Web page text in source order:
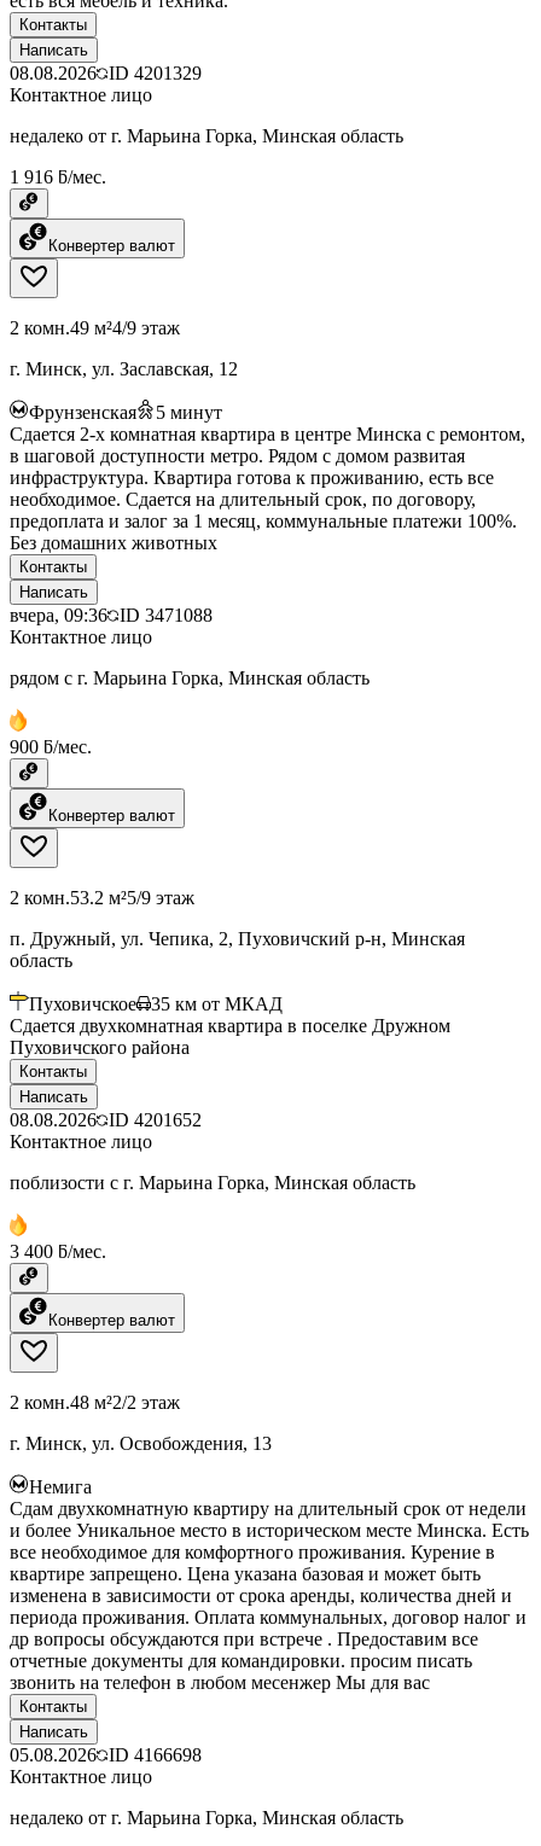
Контакты
Написать
08.08.2026 ID 4201329
Контактное лицо
недалеко от г. Марьина Горка, Минская область
1 916 ƃ/мес.
Конвертер валют
2 комн.49 м²4/9 этаж
г. Минск, ул. Заславская, 12
Фрунзенская 5 минут
Сдается 2-х комнатная квартира в центре Минска с ремонтом,
в шаговой доступности метро. Рядом с домом развитая
инфраструктура. Квартира готова к проживанию, есть все
необходимое. Сдается на длительный срок, по договору,
предоплата и залог за 1 месяц, коммунальные платежи 100%.
Без домашних животных
Контакты
Написать
вчера, 09:36 ID 3471088
Контактное лицо
рядом с г. Марьина Горка, Минская область
900 ƃ/мес.
Конвертер валют
2 комн.53.2 м²5/9 этаж
п. Дружный, ул. Чепика, 2, Пуховичский р-н, Минская
область
Пуховичское 35 км от МКАД
Сдается двухкомнатная квартира в поселке Дружном
Пуховичского района
Контакты
Написать
08.08.2026 ID 4201652
Контактное лицо
поблизости с г. Марьина Горка, Минская область
3 400 ƃ/мес.
Конвертер валют
2 комн.48 м²2/2 этаж
г. Минск, ул. Освобождения, 13
Немига
Сдам двухкомнатную квартиру на длительный срок от недели
и более Уникальное место в историческом месте Минска. Есть
все необходимое для комфортного проживания. Курение в
квартире запрещено. Цена указана базовая и может быть
изменена в зависимости от срока аренды, количества дней и
периода проживания. Оплата коммунальных, договор налог и
др вопросы обсуждаются при встрече . Предоставим все
отчетные документы для командировки. просим писать
звонить на телефон в любом месенжер Мы для вас
Контакты
Написать
05.08.2026 ID 4166698
Контактное лицо
недалеко от г. Марьина Горка, Минская область